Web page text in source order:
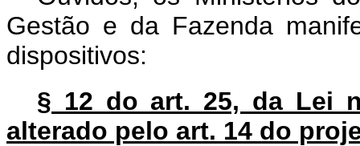
Gestão e da Fazenda
dispositivos:
§ 12 do art. 25, da Lei
alterado pelo art. 14 do